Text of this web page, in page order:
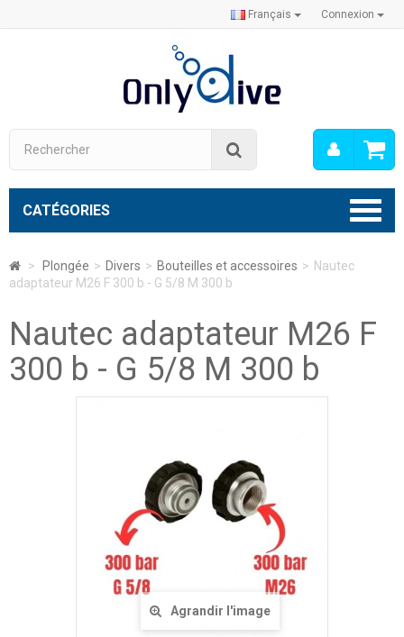
Connexion
Français
Mon
CATÉGORIES
> Plongée > Divers > Bouteilles et accessoires > Nautec
adaptateur M26 F 300 b - G 5/8 M 300 b
Nautec adaptateur M26 F
300 b - G 5/8 M 300 b
Agrandir l'image